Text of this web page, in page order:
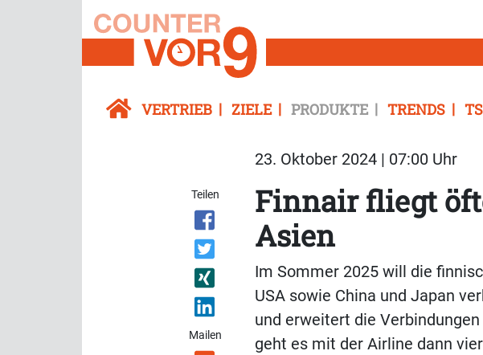
VERTRIEB ZIELE PRODUKTE TRENDS
23. Oktober 2024 | 07:00 Uhr
Teilen
Mailen
Finnair fliegt
Asien
Im Sommer 2025 will die
USA sowie China und Japan
und erweitert die
geht es mit der Airline dann